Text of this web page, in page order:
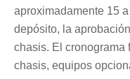
aproximadamente 15
depósito, la
chasis. El cronograma
chasis, equipos